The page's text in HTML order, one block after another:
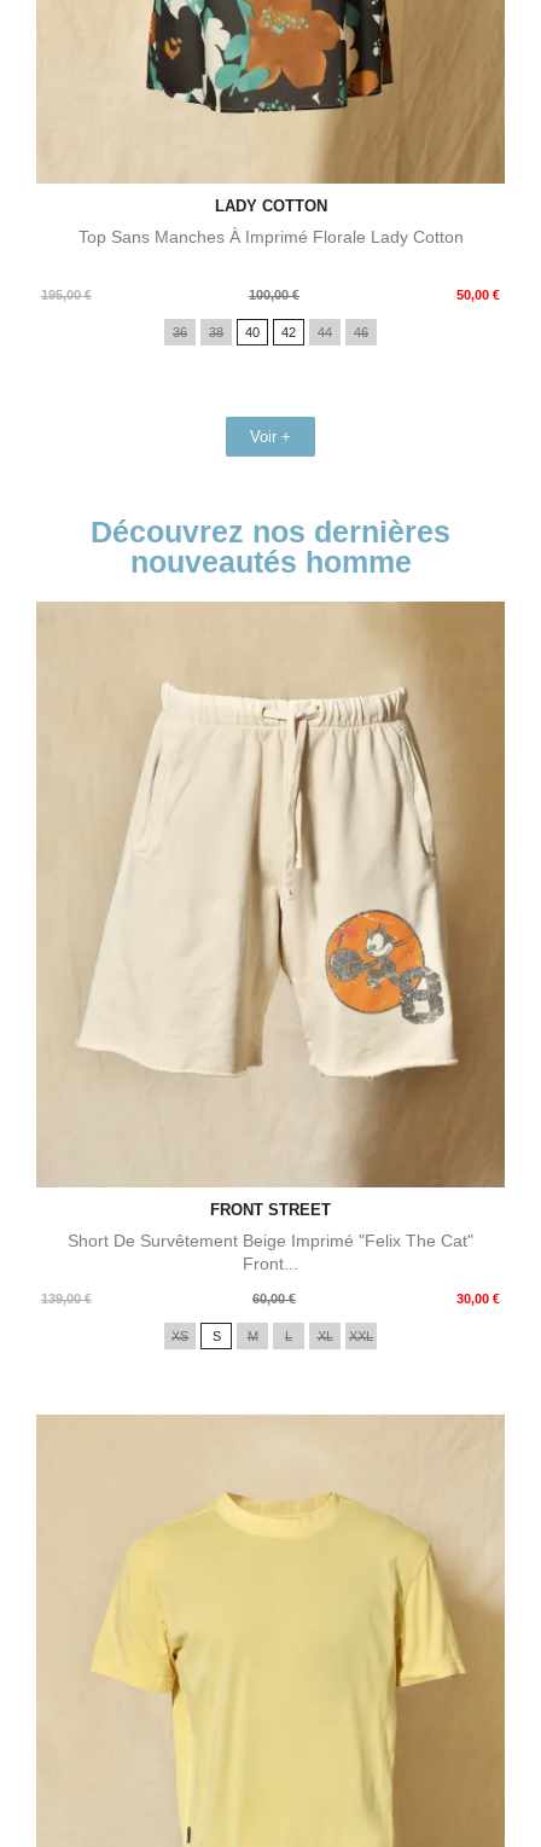
LADY COTTON
Top Sans Manches À Imprimé Florale Lady Cotton
195,00 €
Prix
100,00 € 50,00 €
Prix
36 38 40 42 44 46
Voir +
Découvrez nos dernières
nouveautés homme
FRONT STREET
Short De Survêtement Beige Imprimé "Felix The Cat"
Front...
139,00 €
Prix
60,00 € 30,00 €
Prix
XS S M L XL XXL